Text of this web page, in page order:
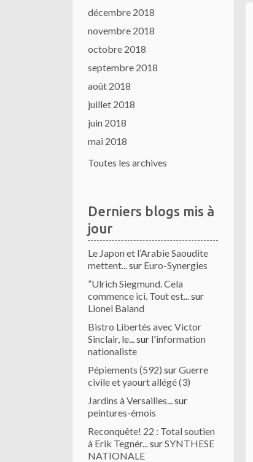
décembre 2018
novembre 2018
octobre 2018
septembre 2018
août 2018
juillet 2018
juin 2018
mai 2018
Toutes les archives
Derniers blogs mis à
jour
Le Japon et l’Arabie Saoudite
mettent...sur Euro-Synergies
”Ulrich Siegmund. Cela
commence ici. Tout est...sur
Lionel Baland
Bistro Libertés avec Victor
Sinclair, le...sur l'information
nationaliste
Pépiements (592) surGuerre
civile et yaourt allégé (3)
Jardins à Versailles...sur
peintures-émois
Reconquête! 22 : Total soutien
à Erik Tegnér...surSYNTHESE
NATIONALE